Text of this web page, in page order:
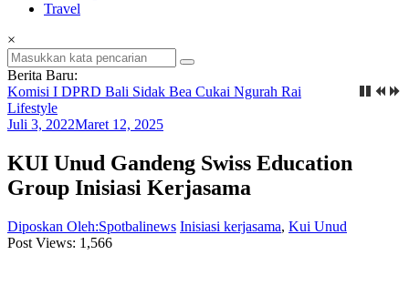
Travel
×
Berita Baru:
Komisi I DPRD Bali Sidak Bea Cukai Ngurah Rai
Lifestyle
Juli 3, 2022Maret 12, 2025
KUI Unud Gandeng Swiss Education
Group Inisiasi Kerjasama
Diposkan Oleh:Spotbalinews Inisiasi kerjasama, Kui Unud
Post Views: 1,566